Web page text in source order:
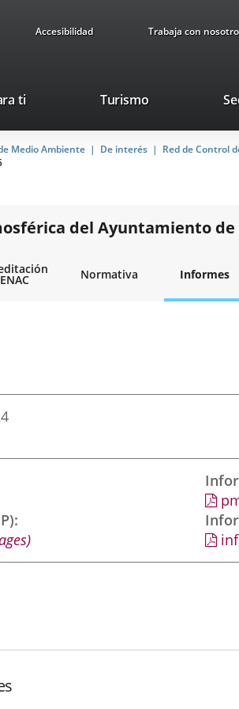
Accesibilidad Trabaja con
ti TurismoEste
se
abrirá
nueva.
Medio Ambiente De interés
Red de Control
del Ayuntamiento
ENAC Normativa Informes